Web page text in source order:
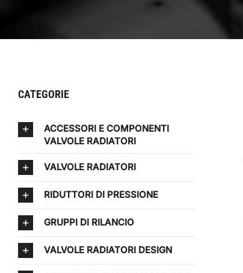
CATEGORIE
ACCESSORI E COMPONENTI
VALVOLE RADIATORI
VALVOLE RADIATORI
RIDUTTORI DI PRESSIONE
GRUPPI DI RILANCIO
VALVOLE RADIATORI DESIGN